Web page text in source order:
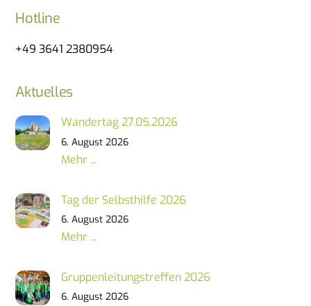
Hotline
+49 3641 2380954
Aktuelles
Wandertag 27.05.2026
6. August 2026
Mehr ...
Tag der Selbsthilfe 2026
6. August 2026
Mehr ...
Gruppenleitungstreffen 2026
6. August 2026